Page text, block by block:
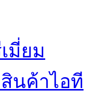
มี่ยม
นค้าไอที